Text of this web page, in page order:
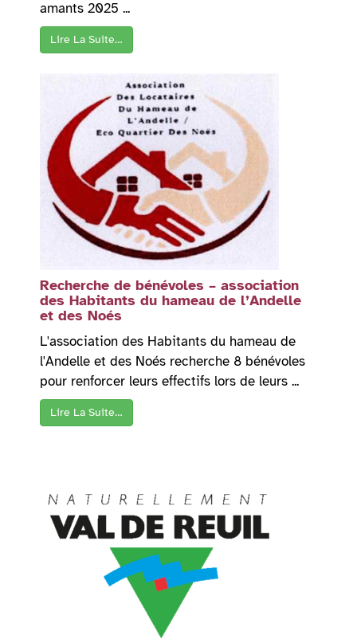
amants 2025 ...
Lire La Suite…
Recherche de bénévoles – association
des Habitants du hameau de l’Andelle
et des Noés
L'association des Habitants du hameau de
l'Andelle et des Noés recherche 8 bénévoles
pour renforcer leurs effectifs lors de leurs ...
Lire La Suite…